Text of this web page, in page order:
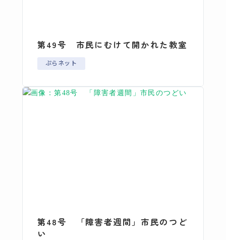
第49号 市民にむけて開かれた教室
ぷらネット
第48号 「障害者週間」市民のつど
い